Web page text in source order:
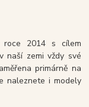
roce 2014 s cílem
naší zemi vždy své
primárně na
naleznete i modely